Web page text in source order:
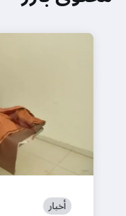
أخبار